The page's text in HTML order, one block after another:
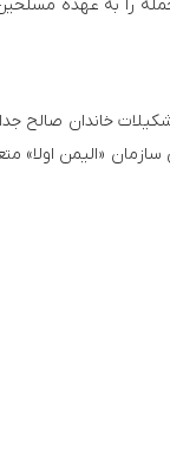
را به عهده
تشکیلات خاندان صالح
«الیمن اولا»